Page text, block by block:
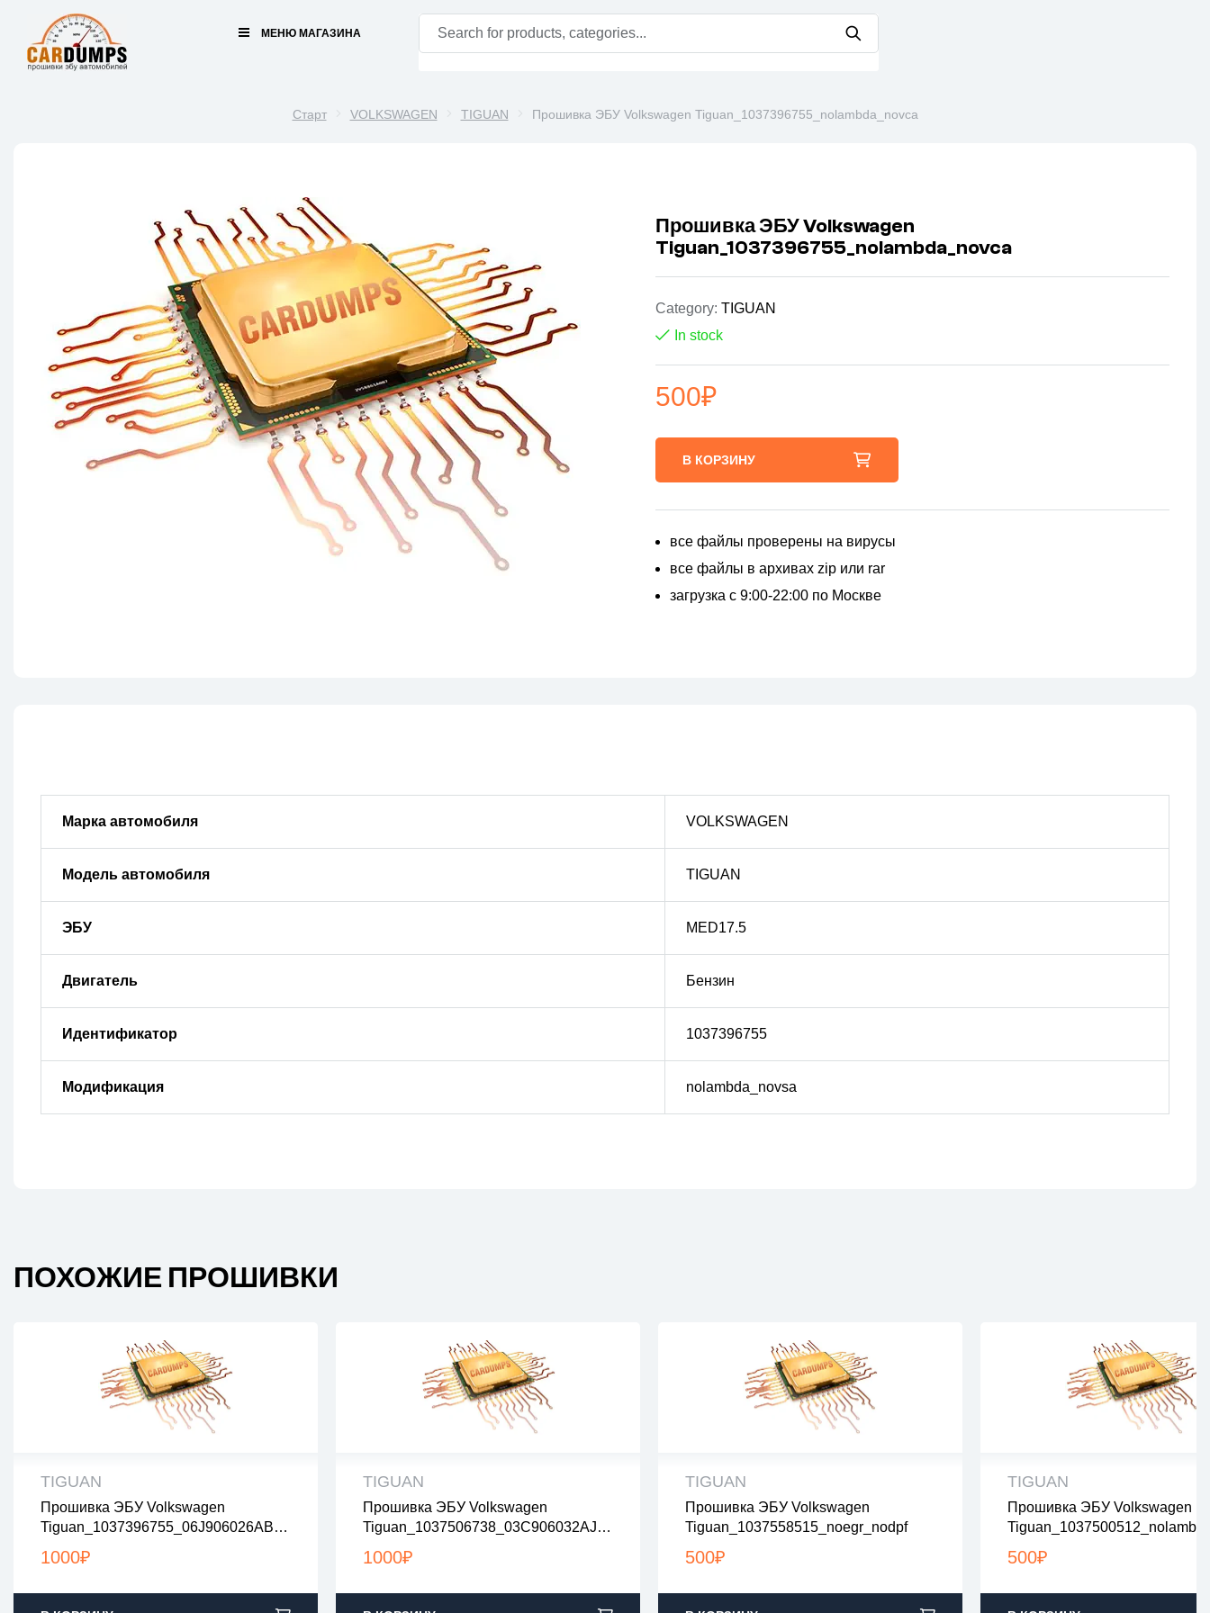
МЕНЮ МАГАЗИНА
Старт VOLKSWAGEN TIGUAN Прошивка ЭБУ Volkswagen Tiguan_1037396755_nolambda_novca
Прошивка ЭБУ Volkswagen
Tiguan_1037396755_nolambda_novca
Category:TIGUAN
In stock
500₽
В КОРЗИНУ
все файлы проверены на вирусы
все файлы в архивах zip или rar
загрузка с 9:00-22:00 по Москве
Марка автомобиля VOLKSWAGEN
Модель автомобиля TIGUAN
ЭБУ MED17.5
Двигатель Бензин
Идентификатор 1037396755
Модификация nolambda_novsa
ПОХОЖИЕ ПРОШИВКИ
TIGUAN
Прошивка ЭБУ Volkswagen
Tiguan_1037396755_06J906026AB_3
1000₽
все файлы проверены на вирусы
все файлы в архивах zip или rar
загрузка с 9:00-22:00 по Москве
TIGUAN
Прошивка ЭБУ Volkswagen
Tiguan_1037506738_03C906032AJ_6
1000₽
все файлы проверены на вирусы
все файлы в архивах zip или rar
загрузка с 9:00-22:00 по Москве
TIGUAN
Прошивка ЭБУ Volkswagen
Tiguan_1037558515_noegr_nodpf
500₽
все файлы проверены на вирусы
все файлы в архивах zip или rar
загрузка с 9:00-22:00 по Москве
TIGUAN
Прошивка ЭБУ Volkswagen
500₽
все файлы проверены на
все файлы в архивах zip или
загрузка с 9:00-22:00 по Москве